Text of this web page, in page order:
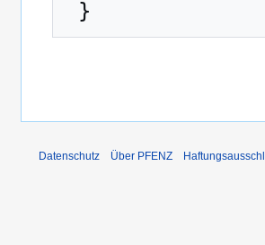
Datenschutz Über PFENZ